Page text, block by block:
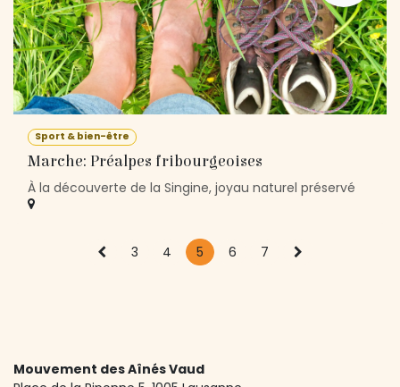
Sport & bien-être
Marche: Préalpes fribourgeoises
À la découverte de la Singine, joyau naturel préservé
3 4 5 6 7
Mouvement des Aînés Vaud